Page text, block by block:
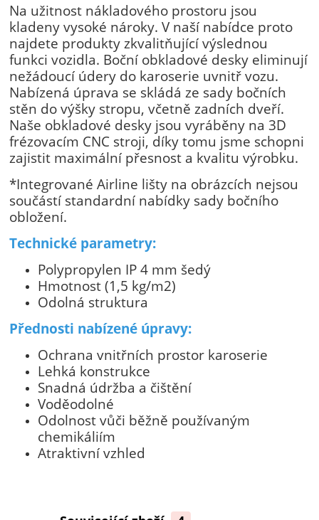
Na užitnost nákladového prostoru jsou
kladeny vysoké nároky. V naší nabídce proto
najdete produkty zkvalitňující výslednou
funkci vozidla. Boční obkladové desky eliminují
nežádoucí údery do karoserie uvnitř vozu.
Nabízená úprava se skládá ze sady bočních
stěn do výšky stropu, včetně zadních dveří.
Naše obkladové desky jsou vyráběny na 3D
frézovacím CNC stroji, díky tomu jsme schopni
zajistit maximální přesnost a kvalitu výrobku.
*Integrované Airline lišty na obrázcích nejsou
součástí standardní nabídky sady bočního
obložení.
Technické parametry:
Polypropylen IP 4 mm šedý
Hmotnost (1,5 kg/m2)
Odolná struktura
Přednosti nabízené úpravy:
Ochrana vnitřních prostor karoserie
Lehká konstrukce
Snadná údržba a čištění
Voděodolné
Odolnost vůči běžně používaným
chemikáliím
Atraktivní vzhled